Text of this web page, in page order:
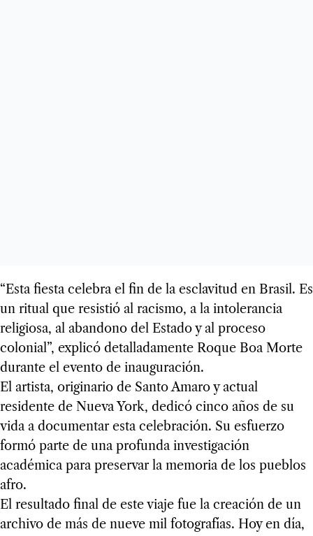
“Esta fiesta celebra el fin de la esclavitud en Brasil. Es
un ritual que resistió al racismo, a la intolerancia
religiosa, al abandono del Estado y al proceso
colonial”, explicó detalladamente Roque Boa Morte
durante el evento de inauguración.
El artista, originario de Santo Amaro y actual
residente de Nueva York, dedicó cinco años de su
vida a documentar esta celebración. Su esfuerzo
formó parte de una profunda investigación
académica para preservar la memoria de los pueblos
afro.
El resultado final de este viaje fue la creación de un
archivo de más de nueve mil fotografías. Hoy en día,